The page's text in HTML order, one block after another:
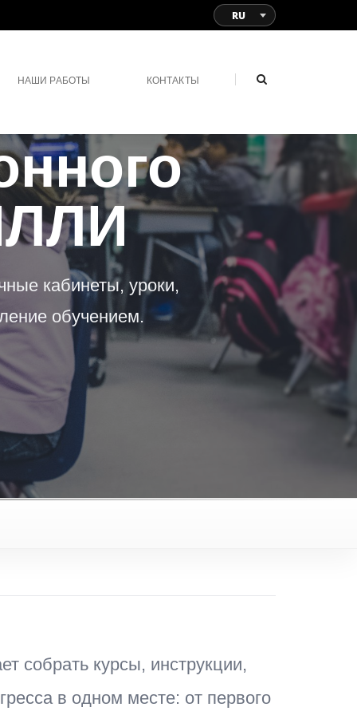
RU
НАШИ РАБОТЫ КОНТАКТЫ
кабинеты, уроки,
обучением.
собрать курсы, инструкции,
в одном месте: от первого